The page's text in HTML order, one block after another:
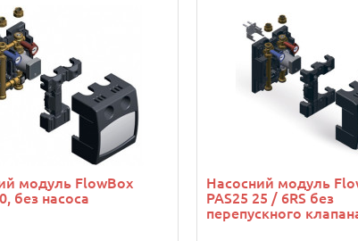
модуль FlowBox
без насоса
Насосний модуль
PAS25 25 / 6RS без
перепускного